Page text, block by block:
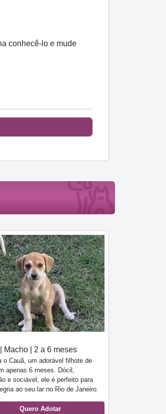
conhecê-lo e mude
Macho | 2 a 6 meses
o Cauã, um adorável filhote de
apenas 6 meses. Dócil,
e sociável, ele é perfeito para
ao seu lar no Rio de Janeiro.
Quero Adotar